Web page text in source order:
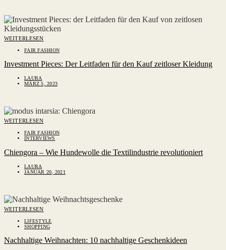
WEITERLESEN
FAIR FASHION
Investment Pieces: Der Leitfaden für den Kauf zeitloser Kleidung
LAURA
MÄRZ 5, 2023
WEITERLESEN
FAIR FASHION
INTERVIEWS
Chiengora – Wie Hundewolle die Textilindustrie revolutioniert
LAURA
JANUAR 20, 2021
WEITERLESEN
LIFESTYLE
SHOPPING
Nachhaltige Weihnachten: 10 nachhaltige Geschenkideen